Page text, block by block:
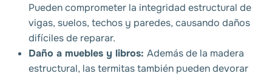
Pueden comprometer la integridad estructural de
vigas, suelos, techos y paredes, causando daños
difíciles de reparar.
Daño a muebles y libros: Además de la madera
estructural, las termitas también pueden devorar